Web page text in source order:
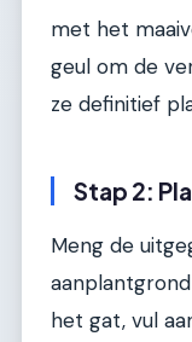
met het
geul om de
ze definitief
Stap 2:
Meng de
het gat, vul